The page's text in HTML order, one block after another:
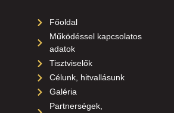
Főoldal
Működéssel kapcsolatos
adatok
Tisztviselők
Célunk, hitvallásunk
Galéria
Partnerségek,